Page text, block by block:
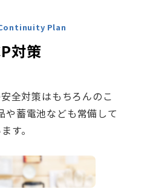
Plan
対策
全対策はもちろんのこ
や蓄電池なども常備して
す。